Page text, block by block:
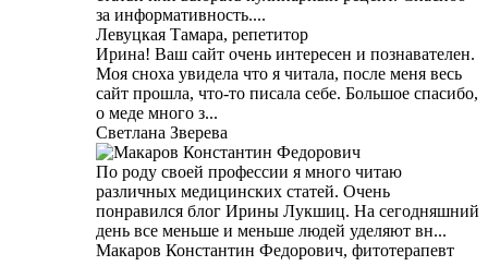
за информативность....
Левуцкая Тамара, репетитор
Ирина! Ваш сайт очень интересен и познавателен.
Моя сноха увидела что я читала, после меня весь
сайт прошла, что-то писала себе. Большое спасибо,
о меде много з...
Светлана Зверева
По роду своей профессии я много читаю
различных медицинских статей. Очень
понравился блог Ирины Лукшиц. На сегодняшний
день все меньше и меньше людей уделяют вн...
Макаров Константин Федорович, фитотерапевт